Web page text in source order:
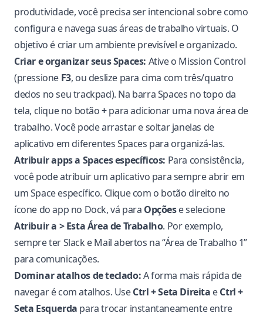
produtividade, você precisa ser intencional sobre como
configura e navega suas áreas de trabalho virtuais. O
objetivo é criar um ambiente previsível e organizado.
Criar e organizar seus Spaces: Ative o Mission Control
(pressione F3, ou deslize para cima com três/quatro
dedos no seu trackpad). Na barra Spaces no topo da
tela, clique no botão+para adicionar uma nova área de
trabalho. Você pode arrastar e soltar janelas de
aplicativo em diferentes Spaces para organizá-las.
Atribuir apps a Spaces específicos: Para consistência,
você pode atribuir um aplicativo para sempre abrir em
um Space específico. Clique com o botão direito no
ícone do app no Dock, vá para Opçõese selecione
Atribuir a > Esta Área de Trabalho. Por exemplo,
sempre ter Slack e Mail abertos na “Área de Trabalho 1”
para comunicações.
Dominar atalhos de teclado:A forma mais rápida de
navegar é com atalhos. UseCtrl + Seta Direita eCtrl +
Seta Esquerda para trocar instantaneamente entre